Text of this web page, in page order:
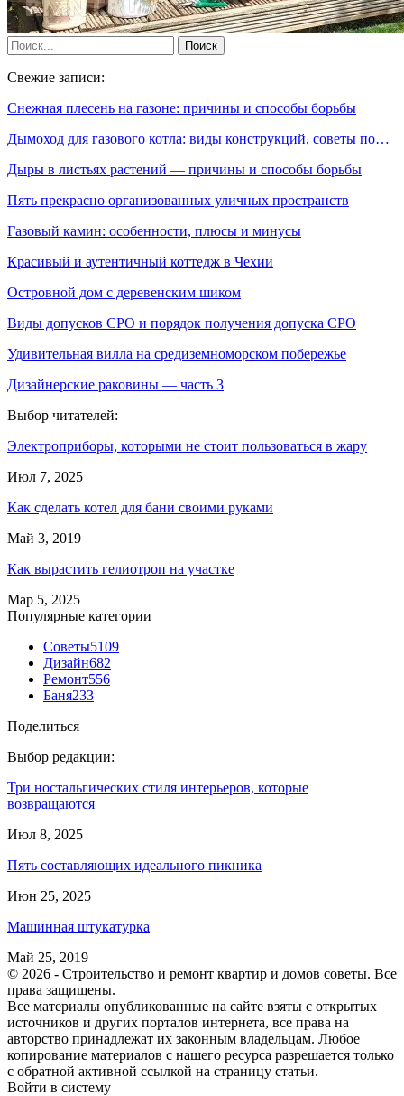
Свежие записи:
Снежная плесень на газоне: причины и способы борьбы
Дымоход для газового котла: виды конструкций, советы по…
Дыры в листьях растений — причины и способы борьбы
Пять прекрасно организованных уличных пространств
Газовый камин: особенности, плюсы и минусы
Красивый и аутентичный коттедж в Чехии
Островной дом с деревенским шиком
Виды допусков СРО и порядок получения допуска СРО
Удивительная вилла на средиземноморском побережье
Дизайнерские раковины — часть 3
Выбор читателей:
Электроприборы, которыми не стоит пользоваться в жару
Июл 7, 2025
Как сделать котел для бани своими руками
Май 3, 2019
Как вырастить гелиотроп на участке
Мар 5, 2025
Популярные категории
Советы5109
Дизайн682
Ремонт556
Баня233
Поделиться
Выбор редакции:
Три ностальгических стиля интерьеров, которые
возвращаются
Июл 8, 2025
Пять составляющих идеального пикника
Июн 25, 2025
Машинная штукатурка
Май 25, 2019
© 2026 - Строительство и ремонт квартир и домов советы. Все
права защищены.
Все материалы опубликованные на сайте взяты с открытых
источников и других порталов интернета, все права на
авторство принадлежат их законным владельцам. Любое
копирование материалов с нашего ресурса разрешается только
с обратной активной ссылкой на страницу статьи.
Войти в систему